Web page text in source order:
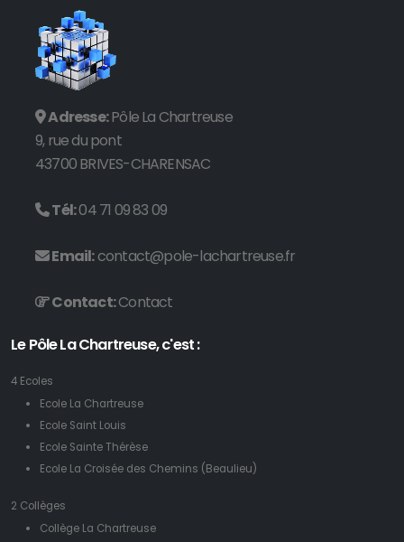
Adresse:Pôle La Chartreuse
9, rue du pont
43700 BRIVES-CHARENSAC
Tél:04 71 09 83 09
Email:contact@pole-lachartreuse.fr
Contact:Contact
Le Pôle La Chartreuse, c'est :
4 Ecoles
Ecole La Chartreuse
Ecole Saint Louis
Ecole Sainte Thérèse
Ecole La Croisée des Chemins (Beaulieu)
2 Collèges
Collège La Chartreuse